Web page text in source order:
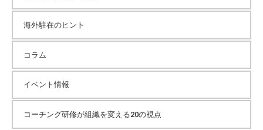
海外駐在のヒント
コラム
イベント情報
コーチング研修が組織を変える20の視点